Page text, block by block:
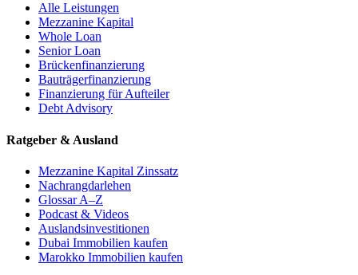
Alle Leistungen
Mezzanine Kapital
Whole Loan
Senior Loan
Brückenfinanzierung
Bauträgerfinanzierung
Finanzierung für Aufteiler
Debt Advisory
Ratgeber & Ausland
Mezzanine Kapital Zinssatz
Nachrangdarlehen
Glossar A–Z
Podcast & Videos
Auslandsinvestitionen
Dubai Immobilien kaufen
Marokko Immobilien kaufen